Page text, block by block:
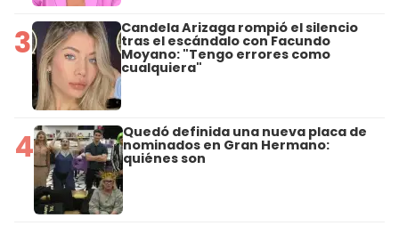
3 Candela Arizaga rompió el silencio
tras el escándalo con Facundo
Moyano: "Tengo errores como
cualquiera"
4 Quedó definida una nueva placa de
nominados en Gran Hermano:
quiénes son